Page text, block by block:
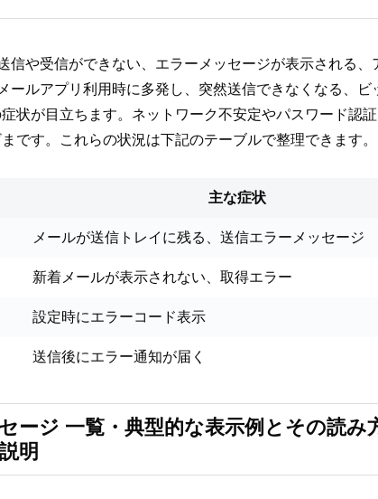
信や受信ができない、エラーメッセージが表示される
ールアプリ利用時に多発し、突然送信できなくなる、
状が目立ちます。ネットワーク不安定やパスワード認
です。これらの状況は下記のテーブルで整理できます。
主な症状
メールが送信トレイに残る、送信エラーメッセージ
新着メールが表示されない、取得エラー
設定時にエラーコード表示
送信後にエラー通知が届く
ージ 一覧・典型的な表示例とその読み
明